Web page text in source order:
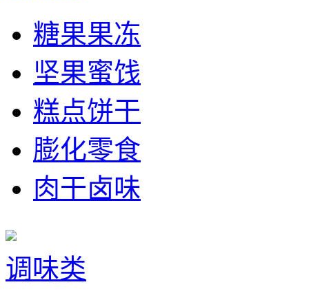
糖果果冻
坚果蜜饯
糕点饼干
膨化零食
肉干卤味
调味类